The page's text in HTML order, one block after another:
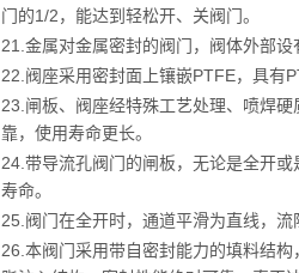
门的1/2，能达到轻松开、关阀门。
21.金属对金属密封的阀门，阀体外部
22.阀座采用密封面上镶嵌PTFE，具有
23.闸板、阀座经特殊工艺处理、喷焊
靠，使用寿命更长。
24.带导流孔阀门的闸板，无论是全开
寿命。
25.阀门在全开时，通道平滑为直线，流
26.本阀门采用带自密封能力的填料结